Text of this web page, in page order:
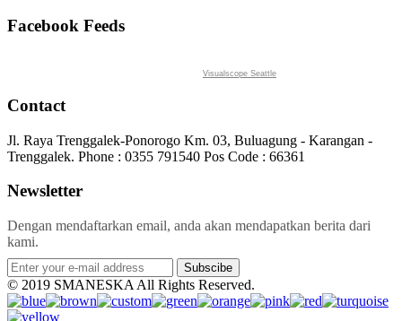
Facebook Feeds
Visualscope Seattle
Contact
Jl. Raya Trenggalek-Ponorogo Km. 03, Buluagung - Karangan -
Trenggalek. Phone : 0355 791540 Pos Code : 66361
Newsletter
Dengan mendaftarkan email, anda akan mendapatkan berita dari
kami.
Subscibe
© 2019 SMANESKA All Rights Reserved.